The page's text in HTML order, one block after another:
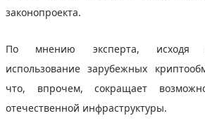
законопроекта.
По мнению эксперта, исходя
использование зарубежных
что, впрочем, сокращает
отечественной инфраструктуры.